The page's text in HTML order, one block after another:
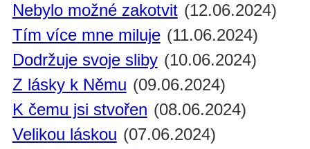
Nebylo možné zakotvit (12.06.2024)
Tím více mne miluje (11.06.2024)
Dodržuje svoje sliby (10.06.2024)
Z lásky k Němu (09.06.2024)
K čemu jsi stvořen (08.06.2024)
Velikou láskou (07.06.2024)